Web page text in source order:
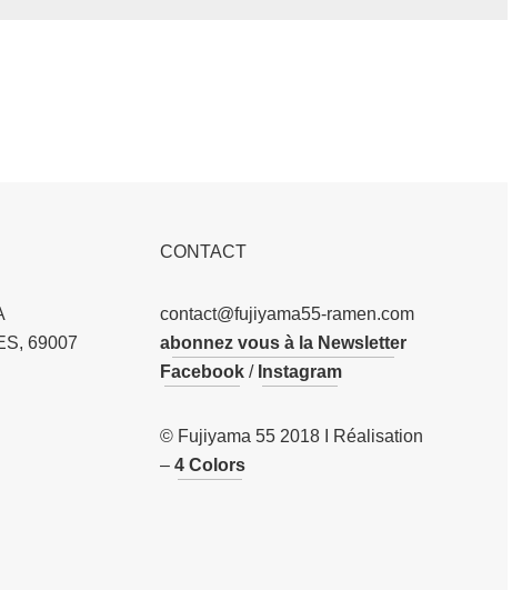
69007
CONTACT
contact@fujiyama55-ramen.com
abonnez vous à la Newsletter
Facebook / Instagram
© Fujiyama 55 2018 I Réalisation
– 4 Colors